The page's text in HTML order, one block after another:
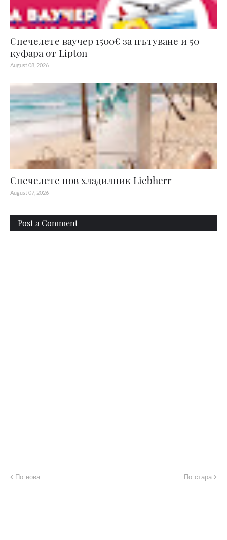
Спечелете ваучер 1500€ за пътуване и 50
куфара от Lipton
August 08, 2026
Спечелете нов хладилник Liebherr
August 07, 2026
Post a Comment
По-нова По-стара